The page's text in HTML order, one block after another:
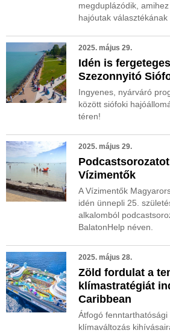
megduplázódik,
hajóutak
2025. május 29.
Idén is
Szezonnyitó
Ingyenes, nyárváró
között siófoki
téren!
2025. május 29.
Vízimentők
A Vízimentők
idén ünnepli 25.
alkalomból
BalatonHelp néven.
2025. május 28.
Zöld fordulat a
klímastratégiát
Caribbean
Átfogó
klímaváltozás